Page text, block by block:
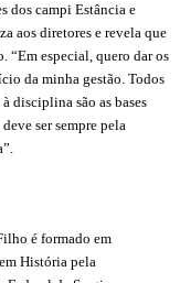
dos campi Estância e
aos diretores e revela que
“Em especial, quero dar os
da minha gestão. Todos
disciplina são as bases
ser sempre pela
é formado em
História pela